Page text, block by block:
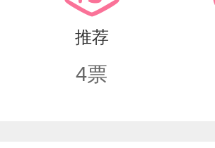
抽到一张最非的炮灰E卡
推荐
4票